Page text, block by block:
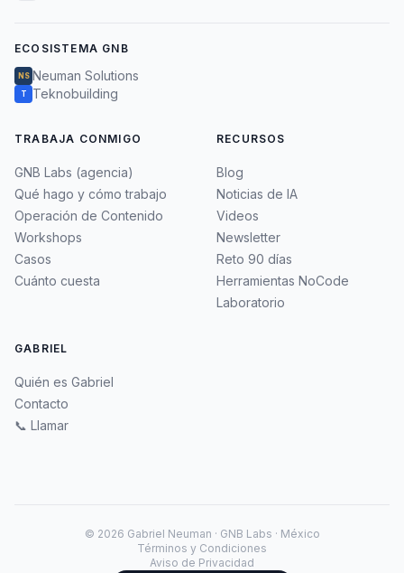
ECOSISTEMA GNB
NS Neuman Solutions
T Teknobuilding
TRABAJA CONMIGO
GNB Labs (agencia)
Qué hago y cómo trabajo
Operación de Contenido
Workshops
Casos
Cuánto cuesta
RECURSOS
Blog
Noticias de IA
Videos
Newsletter
Reto 90 días
Herramientas NoCode
Laboratorio
GABRIEL
Quién es Gabriel
Contacto
📞 Llamar
© 2026 Gabriel Neuman · GNB Labs · México
Términos y Condiciones
Aviso de Privacidad